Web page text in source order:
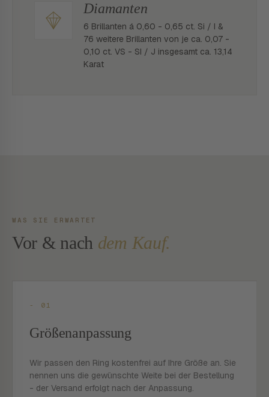
Diamanten
6 Brillanten á 0,60 - 0,65 ct. Si / I &
76 weitere Brillanten von je ca. 0,07 -
0,10 ct. VS - SI / J insgesamt ca. 13,14
Karat
WAS SIE ERWARTET
Vor & nach dem Kauf.
- 01
Größenanpassung
Wir passen den Ring kostenfrei auf Ihre Größe an. Sie
nennen uns die gewünschte Weite bei der Bestellung
- der Versand erfolgt nach der Anpassung.